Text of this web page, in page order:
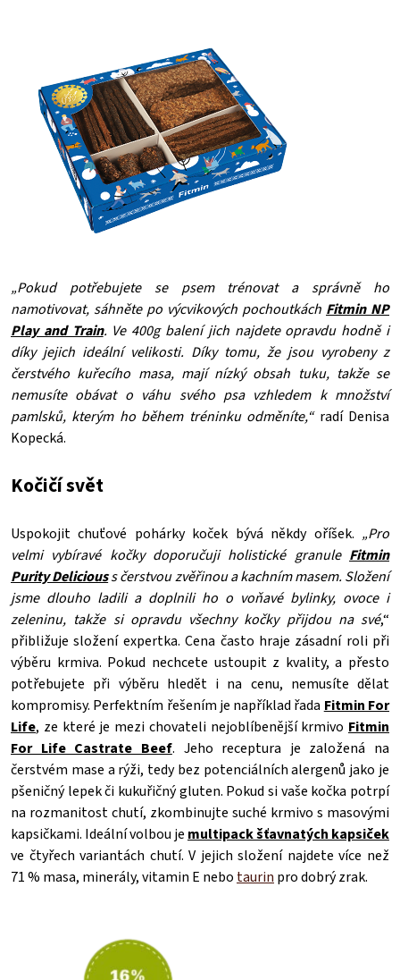
„Pokud potřebujete se psem trénovat a správně ho
namotivovat, sáhněte po výcvikových pochoutkách Fitmin NP
Play and Train. Ve 400g balení jich najdete opravdu hodně i
díky jejich ideální velikosti. Díky tomu, že jsou vyrobeny z
čerstvého kuřecího masa, mají nízký obsah tuku, takže se
nemusíte obávat o váhu svého psa vzhledem k množství
pamlsků, kterým ho během tréninku odměníte,“radí Denisa
Kopecká.
Kočičí svět
Uspokojit chuťové pohárky koček bývá někdy oříšek. „Pro
velmi vybíravé kočky doporučuji holistické granule Fitmin
Purity Deliciouss čerstvou zvěřinou a kachním masem. Složení
jsme dlouho ladili a doplnili ho o voňavé bylinky, ovoce i
zeleninu, takže si opravdu všechny kočky přijdou na své,“
přibližuje složení expertka. Cena často hraje zásadní roli při
výběru krmiva. Pokud nechcete ustoupit z kvality, a přesto
potřebujete při výběru hledět i na cenu, nemusíte dělat
kompromisy. Perfektním řešením je například řada Fitmin For
Life, ze které je mezi chovateli nejoblíbenější krmivo Fitmin
For Life Castrate Beef. Jeho receptura je založená na
čerstvém mase a rýži, tedy bez potenciálních alergenů jako je
pšeničný lepek či kukuřičný gluten. Pokud si vaše kočka potrpí
na rozmanitost chutí, zkombinujte suché krmivo s masovými
kapsičkami. Ideální volbou je multipack šťavnatých kapsiček
ve čtyřech variantách chutí. V jejich složení najdete více než
71 % masa, minerály, vitamin E nebo taurin pro dobrý zrak.